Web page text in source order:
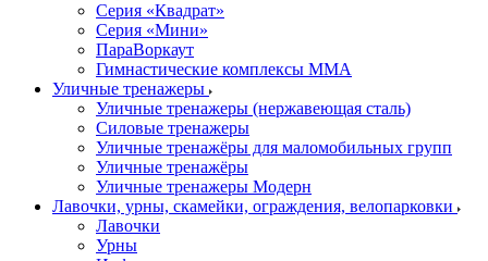
Серия «Квадрат»
Серия «Мини»
ПараВоркаут
Гимнастические комплексы ММА
Уличные тренажеры
Уличные тренажеры (нержавеющая сталь)
Силовые тренажеры
Уличные тренажёры для маломобильных групп
Уличные тренажёры
Уличные тренажеры Модерн
Лавочки, урны, скамейки, ограждения, велопарковки
Лавочки
Урны